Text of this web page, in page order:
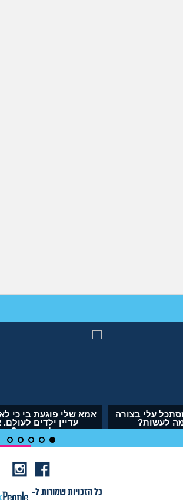
אבא של בעלי מסתכל עלי בצורה
מחפיצה, מה לעשות?
או
כל הזכויות שמורות ל-